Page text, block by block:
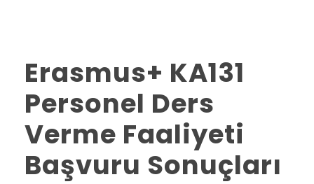
Erasmus+ KA131
Personel Ders
Verme Faaliyeti
Başvuru Sonuçları